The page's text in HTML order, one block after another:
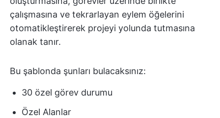
çalışmasına ve tekrarlayan eylem öğelerini
otomatikleştirerek projeyi yolunda tutmasına
olanak tanır.
Bu şablonda şunları bulacaksınız:
30 özel görev durumu
Özel Alanlar